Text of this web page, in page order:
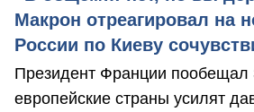
Макрон отреагировал на
России по Киеву
Президент Франции пообещал
европейские страны усилят